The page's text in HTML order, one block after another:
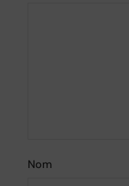
Nom